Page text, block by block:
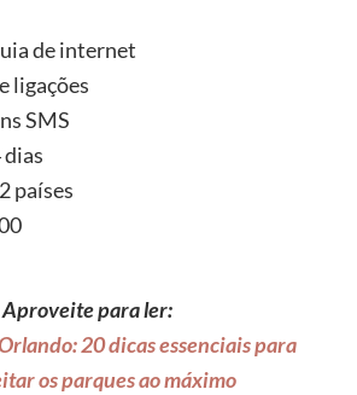
de internet
ligações
SMS
dias
países
Aproveite para ler:
20 dicas essenciais para
os parques ao máximo